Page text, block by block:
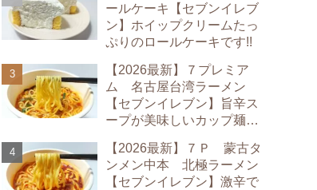
ールケーキ【セブンイレブ
ン】ホイップクリームたっ
ぷりのロールケーキです!!
【2026最新】７プレミア
ム 名古屋台湾ラーメン
【セブンイレブン】旨辛ス
ープが美味しいカップ麺で
【2026最新】７Ｐ 蒙古タ
ンメン中本 北極ラーメン
【セブンイレブン】激辛で